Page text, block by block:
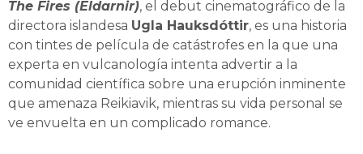
The Fires (Eldarnir), el debut cinematográfico de la
directora islandesa Ugla Hauksdóttir, es una historia
con tintes de película de catástrofes en la que una
experta en vulcanología intenta advertir a la
comunidad científica sobre una erupción inminente
que amenaza Reikiavik, mientras su vida personal se
ve envuelta en un complicado romance.